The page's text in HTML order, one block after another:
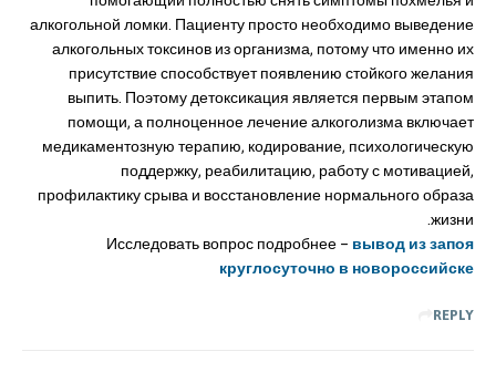
алкогольной ломки. Пациенту просто необходимо выведение
алкогольных токсинов из организма, потому что именно их
присутствие способствует появлению стойкого желания
выпить. Поэтому детоксикация является первым этапом
помощи, а полноценное лечение алкоголизма включает
медикаментозную терапию, кодирование, психологическую
поддержку, реабилитацию, работу с мотивацией,
профилактику срыва и восстановление нормального образа
жизни.
Исследовать вопрос подробнее – вывод из запоя
круглосуточно в новороссийске
REPLY